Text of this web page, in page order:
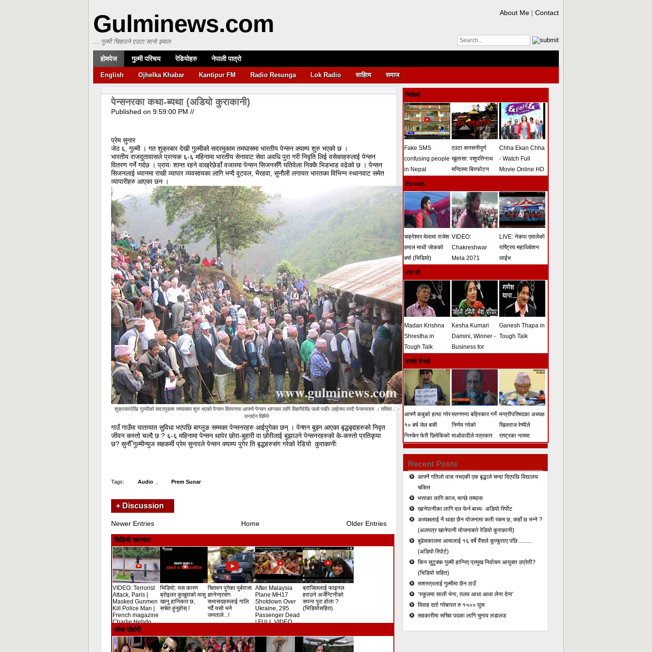
Gulminews.com
....गुल्मी चिहाउने एउटा सानो झ्याल
About Me | Contact
होमपेज गुल्मी परिचय रेडियोहरु नेपाली पात्रो
English Ojhelka Khabar Kantipur FM Radio Resunga Lok Radio साहित्य समाज
पेन्सनरका कथा-ब्यथा (अडियो कुराकानी)
Published on 9:59:00 PM //
प्रेम सुनार
जेठ ६, गुल्मी । गत शुक्रबार देखी गुल्मीको सदरमुकाम तमघासमा भारतीय पेन्सन क्याम्प शुरु भएको छ ।
भारतीय राजदुतावासले प्रत्यक ६-६ महिनामा भारतीय सेनावाट सेवा अवधि पुरा गरी निवृति लिई वसेकाहरुलाई पेन्सन
वितरण गर्ने गर्दछ । प्रायः शान्त रहने वाख्रेछेडाँ वजारमा पेन्सन सिजनसँगै यतिवेला निक्कै भिडभाड वढेको छ । पेन्सन
सिजनलाई ध्यानमा राखी व्यापार व्यवसायका लागि भन्दै वुटवल, भैरहवा, सुनौली लगायत भारतका विभिन्न स्थानवाट समेत
व्यापारीहरु आएका छन ।
शुक्रवारदेखि गुल्मीको सदरमुकाम तम्घासमा शुरु भएको पेन्सन वितरणमा आफ्नो पेन्सन थाप्नका लागि विहानैदेखि पालो पर्खेर लाईनमा वस्दै पेन्सनरहरु । तस्विर ः
जनार्दन घिमिरे
गाउँ गाउँमा यातायात सुविधा भएपछि बाग्लुङ सम्मका पेन्सनरहरु आईपुगेका छन् । पेन्शन बुझ्न आएका बृद्धबृद्दाहरुको निवृत
जीवन कस्तो चल्दै छ ? ६-६ महिनामा पेन्सन थापेर छोरा-बुहारी वा छोरीलाई बुझाउने पेन्सनरहरुको के-कस्तो प्रतिकृया
छ? सुनौँ गुल्मीन्युज सहकर्मी प्रेम सुनारले पेन्सन क्याम्प पुगेर ति बृद्धहरुसंग गरेको रेडियो कुराकानी:
Tags: Audio Prem Sunar
+ Discussion
Newer Entries Older Entries
Home
भिडियो समाचार
VIDEO: Terrorist
Attack, Paris |
Masked Gunmen
Kill Police Man |
French magazine
Charlie Hebdo
Shooting
भिडियो: यस कारण
ब्रोइलर कुखुराको मासु
खानु हानिकार छ,
सचेत हुनुहोस् !
चितवन पुगेका पुर्बराजा
ज्ञानेन्द्रसंग
सभासदहरुलाई गालि
गर्देे यसो भने
जनताले...!
After Malaysia
Plane MH17
Shotdown Over
Ukraine, 295
Passenger Dead
! FULL VIDEO
ब्राजिललाई फाइनल
हराउने अर्जेन्टिनीको
सपना पुरा होला ?
(भिडियोसहित)
लोक दोहोरी
भिडियो
Fake SMS
confusing people
in Nepal
एउटा सनसनीपुर्ण
खुलासा: पशुपतिनाथ
मन्दिरमा बिस्फोटन
(भिडियो)
Chha Ekan Chha
- Watch Full
Movie Online HD
Events
चक्रेश्वर मेलामा राजेश
हमाल माथी जोकको
बर्षा (भिडियो)
VIDEO:
Chakreshwar
Mela 2071
LIVE: नेकपा एमालेको
राष्ट्रिय महाधिबेशन
लाईभ
टक शो
Madan Krishna
Shrestha in
Tough Talk
Kesha Kumari
Damini, Winner -
Business for
Tough Talk
Ganesh Thapa in
Tough Talk
हाम्रो रोजाई
आफ्नै बाबुको हत्या गरेर
१० बर्ष जेल बसी
निस्केर फेरी छिमेकिको
मतगणना बहिस्कार गर्ने
निर्णय गरेको
माओवादीले पत्रकार
मन्त्रीपरिषदका अध्यक्ष
खिलराज रेग्मीले
राष्ट्रका नाममा
Recent Posts
आफ्नै गतिलो वास नभएकी एक बृद्धाले चन्दा दिएपछि विद्यालय
चकित
भत्ताका लागि काज, मान्छे तम्घास
खानेपानीका लागि दल फेर्न बाध्यः अडियो रिर्पोट
अध्यक्षलाई नै थाहा छैन योजनामा कती रकम छ, कहाँ छ भन्ने ?
(अलपत्र खानेपानी योजनाबारे रेडियो कुराकानी)
बुढेसकालमा आमालाई १६ वर्षे वैंसले कुत्कुताए पछि..........
(अडियो रिपोर्ट)
किन सुटुक्क गुल्मी हान्निए प्रमुख निर्वाचन आयुक्त उप्रेती?
(भिडियो सहित)
सशस्त्रलाई गुल्मीमा छैन ठाउँ
‘स्कुलमा साली भेना, तलव आधा आधा लेना देना’
विवाह दर्ता गरेबापत रु १५०० घुस
सहकारीमा सचिव पदका लागि चुनाव लडालड